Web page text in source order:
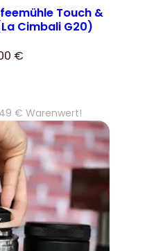
Touch &
Cimbali G20)
€
€ Warenwert!